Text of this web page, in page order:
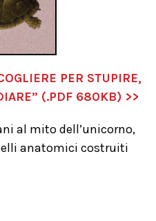
PER STUPIRE,
(.PDF 680KB) >>
al mito dell’unicorno,
anatomici costruiti